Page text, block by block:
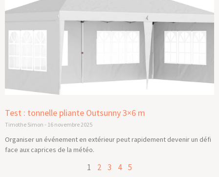
Test : tonnelle pliante Outsunny 3×6 m
Timothe Simon 16 novembre 2025
Organiser un événement en extérieur peut rapidement devenir un défi
face aux caprices de la météo.
1 2 3 4 5